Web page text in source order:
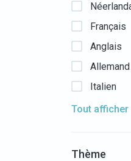
Français
Anglais
Allemand
Italien
Tout afficher
Thème